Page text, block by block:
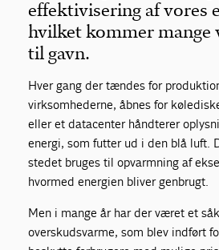
effektivisering af vores
hvilket kommer mange
til gavn.
Hver gang der tændes for
virksomhederne, åbnes for
eller et datacenter håndterer
energi, som futter ud i den blå luft.
stedet bruges til opvarmning af
hvormed energien bliver genbrugt.
Men i mange år har der været et
overskudsvarme, som blev indført